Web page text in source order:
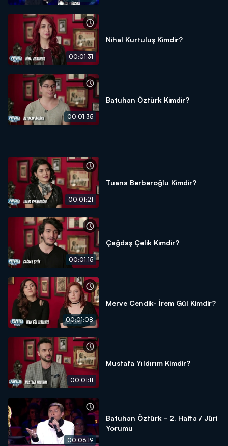
00:01:31
Nihal Kurtuluş Kimdir?
00:01:35
Batuhan Öztürk Kimdir?
00:01:21
Tuana Berberoğlu Kimdir?
00:01:15
Çağdaş Çelik Kimdir?
00:01:08
Merve Cendik- İrem Gül Kimdir?
00:01:11
Mustafa Yıldırım Kimdir?
00:06:19
Batuhan Öztürk - 2. Hafta / Jüri
Yorumu